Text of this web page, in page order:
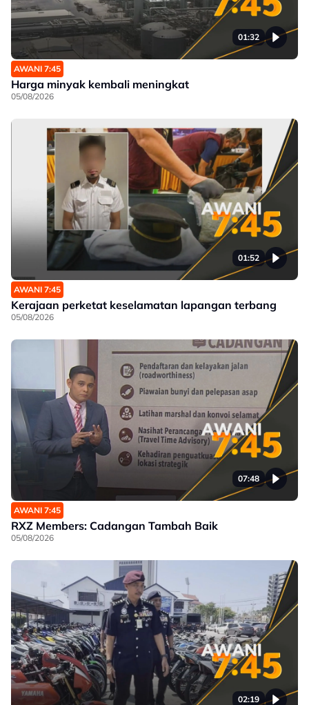
01:32
AWANI 7:45
Harga minyak kembali meningkat
05/08/2026
01:52
AWANI 7:45
Kerajaan perketat keselamatan lapangan terbang
05/08/2026
07:48
AWANI 7:45
RXZ Members: Cadangan Tambah Baik
05/08/2026
02:19